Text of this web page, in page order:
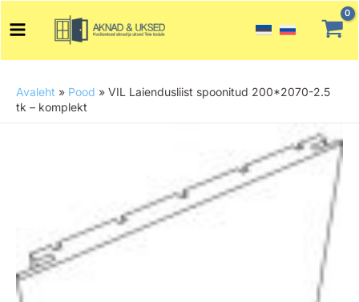
Menu
Avaleht » Pood » VIL Laiendusliist spoonitud 200*2070-2.5
tk – komplekt
komplekt
kogus